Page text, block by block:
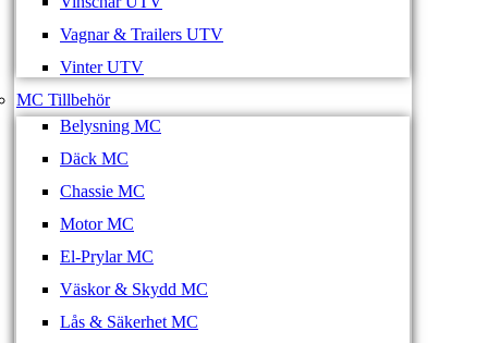
Vagnar & Trailers UTV
Vinter UTV
MC Tillbehör
Belysning MC
Däck MC
Chassie MC
Motor MC
El-Prylar MC
Väskor & Skydd MC
Lås & Säkerhet MC